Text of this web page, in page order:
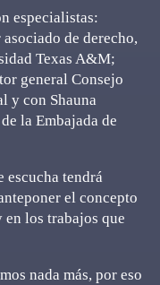
especialistas:
de derecho,
Texas A&M;
general Consejo
y con Shauna
la Embajada de
escucha tendrá
el concepto
los trabajos que
nada más, por eso